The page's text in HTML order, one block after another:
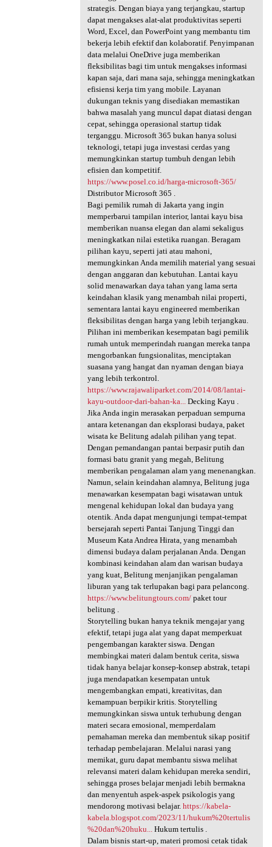
strategis. Dengan biaya yang terjangkau, startup
dapat mengakses alat-alat produktivitas seperti
Word, Excel, dan PowerPoint yang membantu tim
bekerja lebih efektif dan kolaboratif. Penyimpanan
data melalui OneDrive juga memberikan
fleksibilitas bagi tim untuk mengakses informasi
kapan saja, dari mana saja, sehingga meningkatkan
efisiensi kerja tim yang mobile. Layanan
dukungan teknis yang disediakan memastikan
bahwa masalah yang muncul dapat diatasi dengan
cepat, sehingga operasional startup tidak
terganggu. Microsoft 365 bukan hanya solusi
teknologi, tetapi juga investasi cerdas yang
memungkinkan startup tumbuh dengan lebih
efisien dan kompetitif.
https://www.posel.co.id/harga-microsoft-365/
Distributor Microsoft 365 .
Bagi pemilik rumah di Jakarta yang ingin
memperbarui tampilan interior, lantai kayu bisa
memberikan nuansa elegan dan alami sekaligus
meningkatkan nilai estetika ruangan. Beragam
pilihan kayu, seperti jati atau mahoni,
memungkinkan Anda memilih material yang sesuai
dengan anggaran dan kebutuhan. Lantai kayu
solid menawarkan daya tahan yang lama serta
keindahan klasik yang menambah nilai properti,
sementara lantai kayu engineered memberikan
fleksibilitas dengan harga yang lebih terjangkau.
Pilihan ini memberikan kesempatan bagi pemilik
rumah untuk memperindah ruangan mereka tanpa
mengorbankan fungsionalitas, menciptakan
suasana yang hangat dan nyaman dengan biaya
yang lebih terkontrol.
https://www.rajawaliparket.com/2014/08/lantai-
kayu-outdoor-dari-bahan-ka...Decking Kayu .
Jika Anda ingin merasakan perpaduan sempurna
antara ketenangan dan eksplorasi budaya, paket
wisata ke Belitung adalah pilihan yang tepat.
Dengan pemandangan pantai berpasir putih dan
formasi batu granit yang megah, Belitung
memberikan pengalaman alam yang menenangkan.
Namun, selain keindahan alamnya, Belitung juga
menawarkan kesempatan bagi wisatawan untuk
mengenal kehidupan lokal dan budaya yang
otentik. Anda dapat mengunjungi tempat-tempat
bersejarah seperti Pantai Tanjung Tinggi dan
Museum Kata Andrea Hirata, yang menambah
dimensi budaya dalam perjalanan Anda. Dengan
kombinasi keindahan alam dan warisan budaya
yang kuat, Belitung menjanjikan pengalaman
liburan yang tak terlupakan bagi para pelancong.
https://www.belitungtours.com/paket tour
belitung .
Storytelling bukan hanya teknik mengajar yang
efektif, tetapi juga alat yang dapat memperkuat
pengembangan karakter siswa. Dengan
membingkai materi dalam bentuk cerita, siswa
tidak hanya belajar konsep-konsep abstrak, tetapi
juga mendapatkan kesempatan untuk
mengembangkan empati, kreativitas, dan
kemampuan berpikir kritis. Storytelling
memungkinkan siswa untuk terhubung dengan
materi secara emosional, memperdalam
pemahaman mereka dan membentuk sikap positif
terhadap pembelajaran. Melalui narasi yang
memikat, guru dapat membantu siswa melihat
relevansi materi dalam kehidupan mereka sendiri,
sehingga proses belajar menjadi lebih bermakna
dan menyentuh aspek-aspek psikologis yang
mendorong motivasi belajar. https://kabela-
kabela.blogspot.com/2023/11/hukum%20tertulis
%20dan%20huku...Hukum tertulis .
Dalam bisnis start-up, materi promosi cetak tidak